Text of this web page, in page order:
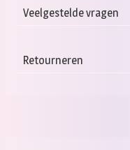
Veelgestelde vragen
Retourneren